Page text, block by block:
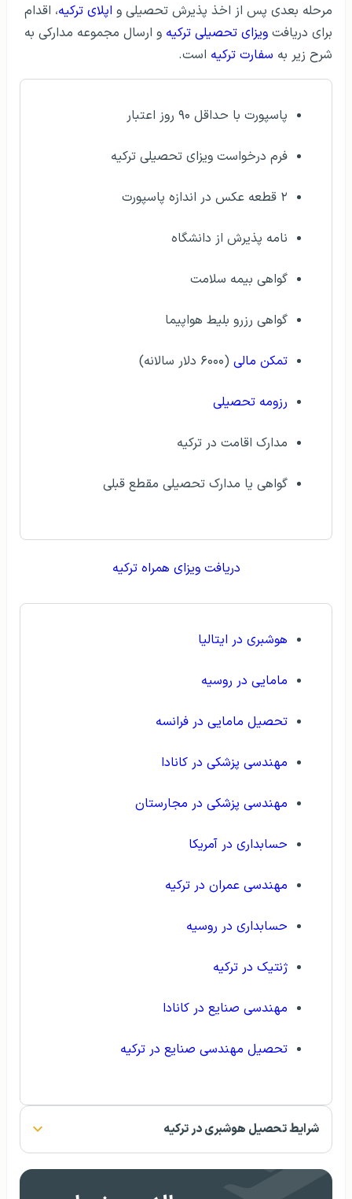
مرحله بعدی پس از اخذ پذیرش تحصیلی و اپلای ترکیه، اقدام
برای دریافت ویزای تحصیلی ترکیه و ارسال مجموعه مدارکی به
شرح زیر به سفارت ترکیه است.
پاسپورت با حداقل ۹۰ روز اعتبار
فرم درخواست ویزای تحصیلی ترکیه
۲ قطعه عکس در اندازه پاسپورت
نامه پذیرش از دانشگاه
گواهی بیمه سلامت
گواهی رزرو بلیط هواپیما
تمکن مالی (۶۰۰۰ دلار سالانه)
رزومه تحصیلی
مدارک اقامت در ترکیه
گواهی یا مدارک تحصیلی مقطع قبلی
دریافت ویزای همراه ترکیه
هوشبری در ایتالیا
مامایی در روسیه
تحصیل مامایی در فرانسه
مهندسی پزشکی در کانادا
مهندسی پزشکی در مجارستان
حسابداری در آمریکا
مهندسی عمران در ترکیه
حسابداری در روسیه
ژنتیک در ترکیه
مهندسی صنایع در کانادا
تحصیل مهندسی صنایع در ترکیه
شرایط تحصیل هوشبری در ترکیه